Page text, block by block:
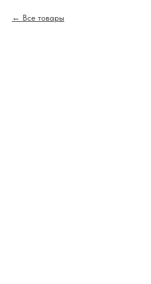
Все товары